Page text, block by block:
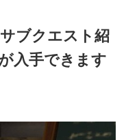
ブクエスト紹
入手できます